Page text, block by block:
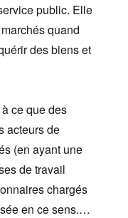
public. Elle
quand
des biens et
ce que des
acteurs de
(en ayant une
de travail
chargés
en ce sens.…